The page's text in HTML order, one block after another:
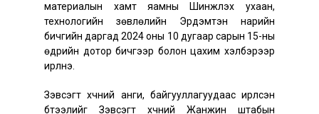
материалын хамт яамны Шинжлэх ухаан,
технологийн зөвлөлийн Эрдэмтэн нарийн
бичгийн даргад 2024 оны 10 дугаар сарын 15-ны
өдрийн дотор бичгээр болон цахим хэлбэрээр
ирүүлнэ.
Зэвсэгт хүчний анги, байгууллагуудаас ирүүлсэн
бүтээлийг Зэвсэгт хүчний Жанжин штабын